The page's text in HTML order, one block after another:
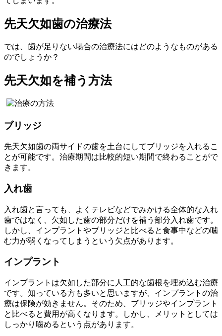
先天欠如歯の治療法
では、歯が足りない場合の治療法にはどのようなものがある
のでしょうか？
先天欠如を補う方法
ブリッジ
先天欠如歯の両サイドの歯を土台にしてブリッジを入れるこ
とが可能です。治療期間は比較的短い期間で終わることがで
きます。
入れ歯
入れ歯と言っても、よくテレビなどでみかける全体的な入れ
歯ではなく、欠如した歯の部分だけを補う部分入れ歯です。
しかし、インプラントやブリッジと比べると食事中などの噛
む力が弱くなってしまうという欠点があります。
インプラント
インプラントは欠如した部分に人工的な歯根を埋め込む治療
です。知っている方も多いと思いますが、インプラントの治
療は保険が効きません。そのため、ブリッジやインプラント
と比べると費用が高くなります。しかし、メリットとしては
しっかり噛めるという点があります。